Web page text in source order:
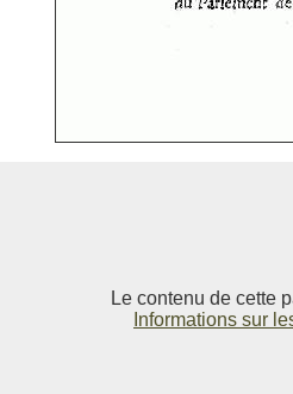
Le contenu de cette
Informations sur